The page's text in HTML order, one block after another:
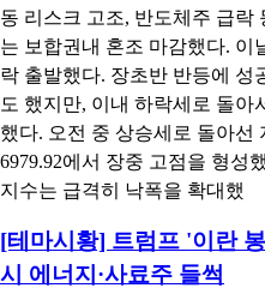
동 리스크 고조, 반도체주 급락
는 보합권내 혼조 마감했다. 이
락 출발했다. 장초반 반등에 성
도 했지만, 이내 하락세로 돌아
했다. 오전 중 상승세로 돌아선
6979.92에서 장중 고점을 형성
지수는 급격히 낙폭을 확대했
[테마시황] 트럼프 '이란
시 에너지·사료주 들썩